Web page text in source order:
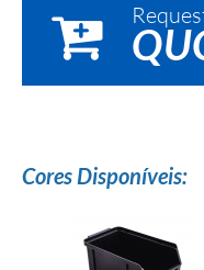
Cores Disponíveis: